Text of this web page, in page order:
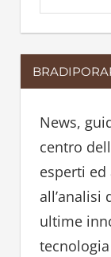
e
a
r
c
News,
centro
esperti
all’analisi
ultime